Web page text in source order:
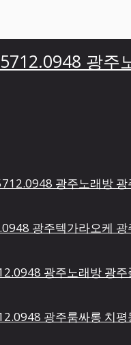
광주
광주노래방
광주텍가라오케
광주노래방 광
광주룸싸롱 치